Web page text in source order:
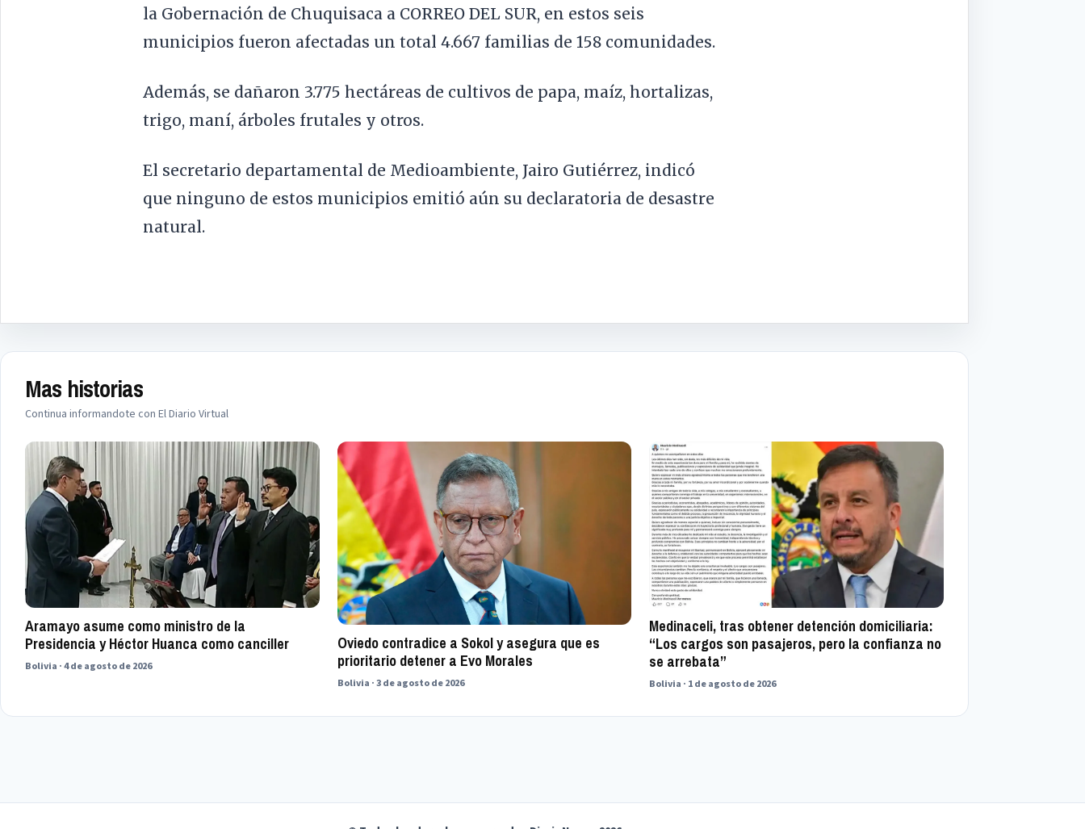
la Gobernación de Chuquisaca a CORREO DEL SUR, en estos seis
municipios fueron afectadas un total 4.667 familias de 158 comunidades.
Además, se dañaron 3.775 hectáreas de cultivos de papa, maíz, hortalizas,
trigo, maní, árboles frutales y otros.
El secretario departamental de Medioambiente, Jairo Gutiérrez, indicó
que ninguno de estos municipios emitió aún su declaratoria de desastre
natural.
Mas historias
Continua informandote con El Diario Virtual
Aramayo asume como ministro de la
Presidencia y Héctor Huanca como canciller
Bolivia · 4 de agosto de 2026
Oviedo contradice a Sokol y asegura que es
prioritario detener a Evo Morales
Bolivia · 3 de agosto de 2026
Medinaceli, tras obtener detención domiciliaria:
“Los cargos son pasajeros, pero la confianza no
se arrebata”
Bolivia · 1 de agosto de 2026